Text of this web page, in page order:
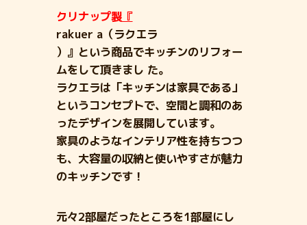
クリナップ製『
rakuer a（ラクエラ
）』という商品でキッチンのリフォー
ムをして頂きまし た。
ラクエラは「キッチンは家具である」
というコンセプトで、 空間と調和のあ
ったデザインを展開しています。
家具のようなインテリア性を持ちつつ
も、大容量の収納と使いやすさが魅力
のキッチンです！
元々2部屋だったところを1部屋にし